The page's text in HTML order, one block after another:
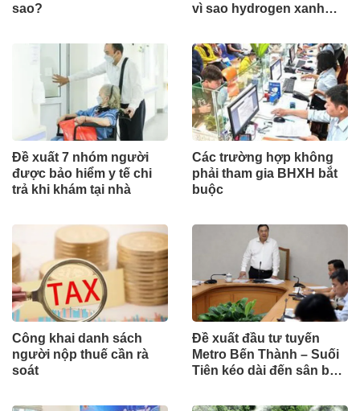
sao?
vì sao hydrogen xanh
Đề xuất 7 nhóm người
được bảo hiểm y tế chi
trả khi khám tại nhà
Các trường hợp không
phải tham gia BHXH bắt
buộc
Công khai danh sách
người nộp thuế cần rà
soát
Đề xuất đầu tư tuyến
Metro Bến Thành – Suối
Tiên kéo dài đến sân bay
thức công trình cấp bách